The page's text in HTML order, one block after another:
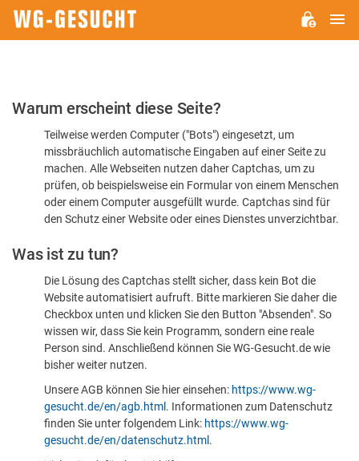
Bitte
dass
sind
Warum erscheint diese Seite?
Teilweise werden Computer ("Bots") eingesetzt, um
missbräuchlich automatische Eingaben auf einer Seite zu
machen. Alle Webseiten nutzen daher Captchas, um zu
prüfen, ob beispielsweise ein Formular von einem Menschen
oder einem Computer ausgefüllt wurde. Captchas sind für
den Schutz einer Website oder eines Dienstes unverzichtbar.
Was ist zu tun?
Die Lösung des Captchas stellt sicher, dass kein Bot die
Website automatisiert aufruft. Bitte markieren Sie daher die
Checkbox unten und klicken Sie den Button "Absenden". So
wissen wir, dass Sie kein Programm, sondern eine reale
Person sind. Anschließend können Sie WG-Gesucht.de wie
bisher weiter nutzen.
Unsere AGB können Sie hier einsehen: https://www.wg-
gesucht.de/en/agb.html . Informationen zum Datenschutz
finden Sie unter folgendem Link: https://www.wg-
gesucht.de/en/datenschutz.html .